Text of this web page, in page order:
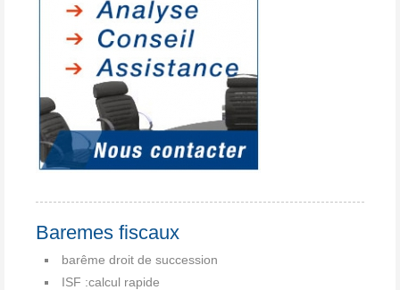
Baremes fiscaux
barême droit de succession
ISF :calcul rapide